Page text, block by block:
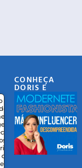
e
à
da mãe
CONHEÇA
DORIS E
EQUIPE